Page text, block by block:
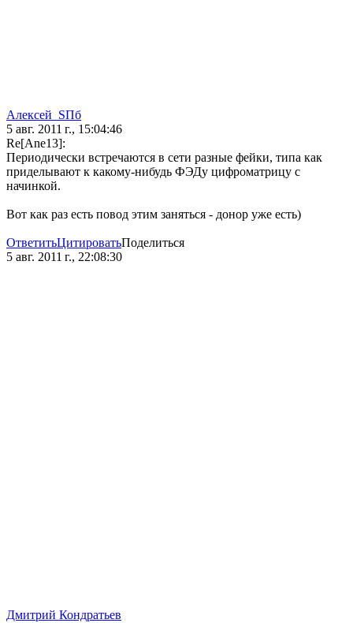
Алeксей_SПб
5 авг. 2011 г., 15:04:46
Re[Ane13]:
Периодически встречаются в сети разные фейки, типа как
приделывают к какому-нибудь ФЭДу цифроматрицу с
начинкой.
Вот как раз есть повод этим заняться - донор уже есть)
ОтветитьЦитироватьПоделиться
5 авг. 2011 г., 22:08:30
Дмитрий Кондратьев